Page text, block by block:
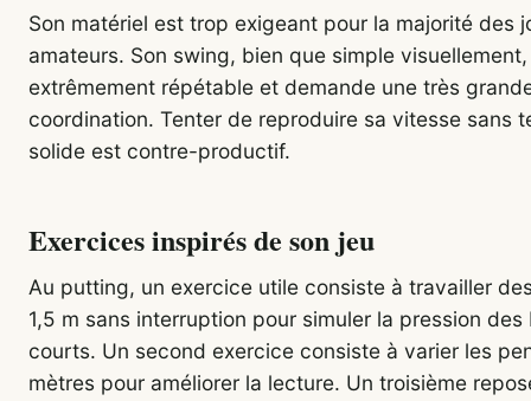
Son matériel est trop exigeant pour la majorité des
amateurs. Son swing, bien que simple
extrêmement répétable et demande une très
coordination. Tenter de reproduire sa vitesse sans
solide est contre-productif.
Exercices inspirés de son jeu
Au putting, un exercice utile consiste à travailler
1,5 m sans interruption pour simuler la pression des
courts. Un second exercice consiste à varier les
mètres pour améliorer la lecture. Un troisième